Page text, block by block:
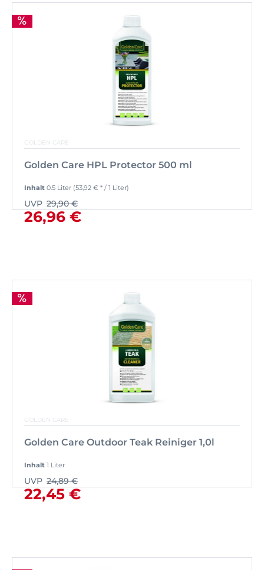
GOLDEN CARE
Golden Care HPL Protector 500 ml
Inhalt 0.5 Liter (53,92 € * / 1 Liter)
UVP 29,90 €
26,96 €
GOLDEN CARE
Golden Care Outdoor Teak Reiniger 1,0l
Inhalt 1 Liter
UVP 24,89 €
22,45 €